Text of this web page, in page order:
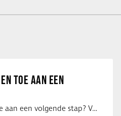
TOE AAN EEN
Ben jij optometrist en toe aan een volgende stap? Voor een optiekketen is Eye …